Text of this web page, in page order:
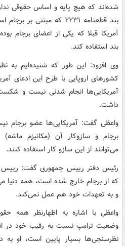
شده‌اند که هیچ پایه و اساس حقوقی
بند قطعنامه ۲۲۳۱ که
آمریکا قبلا که یکی از اعضای برجام
بند استفاده کند.
وی افزود: این طور که شنیده‌ایم
کشورهای اروپایی با طرح این ادعای
آمریکایی‌ها انجام شدنی نیست و
داشت.
واعظی گفت: آمریکایی‌ها عضو برجام
برجام و سازوکار آن (مکانیزم
می‌توانند از این سازو کار استفاده کنند.
رئیس دفتر رییس جمهوری گفت: رییس
که از برجام خارج شده است، همه دنیا
و به تعهدات خود هم عمل نمی‌کند.
واعظی با اشاره به اظهارنظر همه
وضعیت ترامپ نسبت به رقیب خود در
نظرسنجی‌ها بسیار پایین است، او به